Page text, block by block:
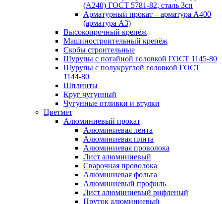
(А240) ГОСТ 5781-82, сталь 3сп
Арматурный прокат – арматура А400
(арматура А3)
Высокопрочный крепёж
Машиностроительный крепёж
Скобы строительные
Шурупы с потайной головкой ГОСТ 1145-80
Шурупы с полукруглой головкой ГОСТ
1144-80
Шплинты
Круг чугунный
Чугунные отливки и втулки
Цветмет
Алюминиевый прокат
Алюминиевая лента
Алюминиевая плита
Алюминиевая проволока
Лист алюминиевый
Сварочная проволока
Алюминиевая фольга
Алюминиевый профиль
Лист алюминиевый рифленый
Пруток алюминиевый